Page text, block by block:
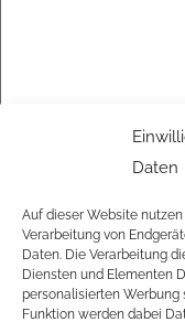
Daten
Auf dieser Website
Verarbeitung von
Daten. Die Verarbeitung
Diensten und Elementen
personalisierten Werbung
Funktion werden dabei
Name*
E-Mail-Adresse*